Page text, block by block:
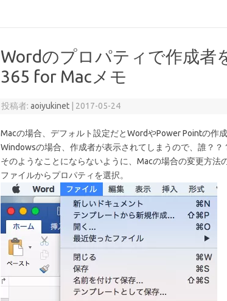
Wordのプロパティで作成者
365 for Macメモ
投稿者:aoiyukinet 2017-05-24
Macの場合、デフォルト設定だとWordやPower Pointの作
Windowsの場合、作成者が表示されてしまうので、誰？？
そのようなことにならないように、Macの場合の変更方法の
ファイルからプロパティを選択。